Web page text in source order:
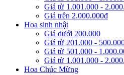
Giá từ 1.001.000 -
Giá trên 2.000.000đ
Hoa sinh nhật
Giá dưới 200.000
Giá từ 201.000 -
Giá từ 501.000 -
Giá từ 1.001.000 -
Hoa Chúc Mừng